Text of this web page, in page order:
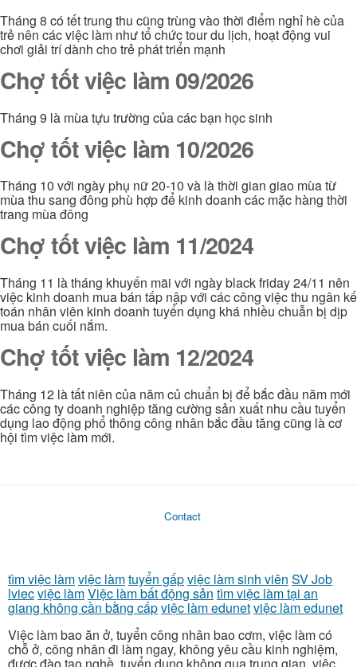
Tháng 8 có tết trung thu cũng trùng vào thời điểm nghỉ hè của
trẻ nên các việc làm như tổ chức tour du lịch, hoạt động vui
chơi giải trí dành cho trẻ phát triển mạnh
Chợ tốt việc làm 09/2026
Tháng 9 là mùa tựu trường của các bạn học sinh
Chợ tốt việc làm 10/2026
Tháng 10 với ngày phụ nữ 20-10 và là thời gian giao mùa từ
mùa thu sang đông phù hợp để kinh doanh các mặc hàng thời
trang mùa đông
Chợ tốt việc làm 11/2024
Tháng 11 là tháng khuyến mãi với ngày black friday 24/11 nên
việc kinh doanh mua bán tấp nập với các công việc thu ngân kế
toán nhân viên kinh doanh tuyển dụng khá nhiều chuẫn bị dịp
mua bán cuối nắm.
Chợ tốt việc làm 12/2024
Tháng 12 là tất niên của năm củ chuẩn bị để bắc đầu năm mới
các công ty doanh nghiệp tăng cường sản xuất nhu cầu tuyển
dụng lao động phổ thông công nhân bắc đầu tăng cũng là cơ
hội tìm việc làm mới.
Contact
tìm việc làmviệc làmtuyển gấpviệc làm sinh viên SV Job
lviecviệc làmViệc làm bất động sản tìm việc làm tại an
giang không cần bằng cấpviệc làm edunetviệc làm edunet
Việc làm bao ăn ở, tuyển công nhân bao cơm, việc làm có
chỗ ở, công nhân đi làm ngay, không yêu cầu kinh nghiệm,